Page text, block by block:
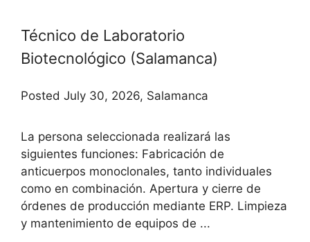
Técnico de Laboratorio
Biotecnológico (Salamanca)
Posted July 30, 2026, Salamanca
La persona seleccionada realizará las
siguientes funciones: Fabricación de
anticuerpos monoclonales, tanto individuales
como en combinación. Apertura y cierre de
órdenes de producción mediante ERP. Limpieza
y mantenimiento de equipos de ...